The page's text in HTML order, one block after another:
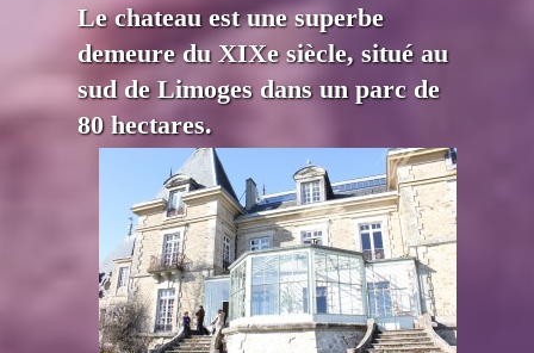
Le chateau est une superbe
demeure du XIXe siècle, situé au
sud de Limoges dans un parc de
80 hectares.